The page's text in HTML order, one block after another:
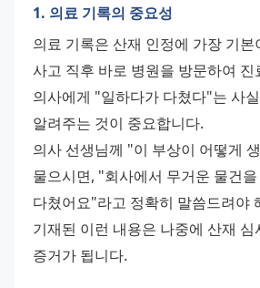
1. 의료 기록의 중요성
의료 기록은 산재 인정에 가장 기
사고 직후 바로 병원을 방문하여 진
의사에게 "일하다가 다쳤다"는 사
알려주는 것이 중요합니다.
의사 선생님께 "이 부상이 어떻게
물으시면, "회사에서 무거운 물건
다쳤어요"라고 정확히 말씀드려야
기재된 이런 내용은 나중에 산재
증거가 됩니다.